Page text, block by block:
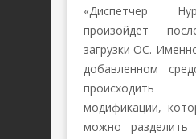
«Диспетчер
произойдет
загрузки ОС.
добавленном
происходить
модификации,
можно разделить